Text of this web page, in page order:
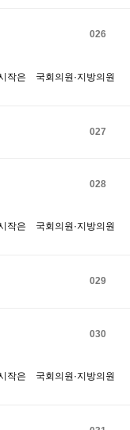
026
작은 국회의원·지방의원
027
028
작은 국회의원·지방의원
029
030
작은 국회의원·지방의원